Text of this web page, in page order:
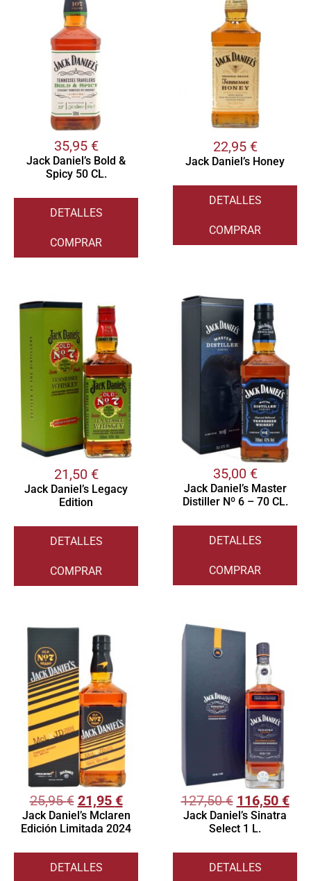
35,95 €
Jack Daniel’s Bold &
Spicy 50 CL.
DETALLES
COMPRAR
22,95 €
Jack Daniel’s Honey
DETALLES
COMPRAR
21,50 €
Jack Daniel’s Legacy
Edition
DETALLES
COMPRAR
35,00 €
Jack Daniel’s Master
Distiller Nº 6 – 70 CL.
DETALLES
COMPRAR
25,95€ 21,95 €
Jack Daniel’s Mclaren
Edición Limitada 2024
DETALLES
127,50€ 116,50 €
Jack Daniel’s Sinatra
Select 1 L.
DETALLES